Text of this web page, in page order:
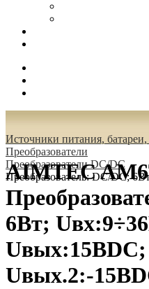
Источники питания,
Преобразователи
Преобразователи DC/DC
Преобразователь: DC/DC;
AIMTEC
6Вт;
Uвых:15ВDC;
Uвых.2:-